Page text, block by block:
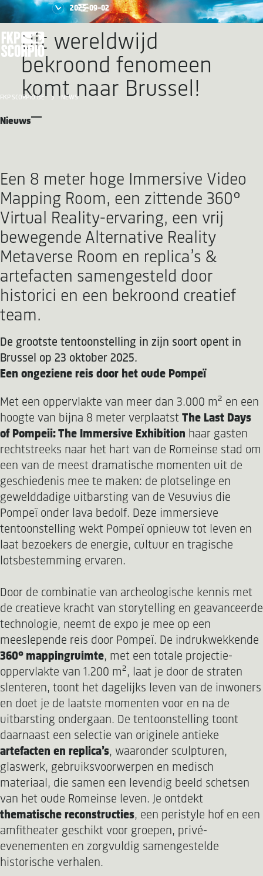
FKP SCORPIO.BE NEWS
2025-09-02
Dit wereldwijd
bekroond fenomeen
komt naar Brussel!
Nieuws
Een 8 meter hoge Immersive Video
Mapping Room, een zittende 360°
Virtual Reality-ervaring, een vrij
bewegende Alternative Reality
Metaverse Room en replica’s &
artefacten samengesteld door
historici en een bekroond creatief
team.
De grootste tentoonstelling in zijn soort opent in
Brussel op 23 oktober 2025.
Een ongeziene reis door het oude Pompeï
Met een oppervlakte van meer dan 3.000 m² en een
hoogte van bijna 8 meter verplaatst The Last Days
of Pompeii: The Immersive Exhibition haar gasten
rechtstreeks naar het hart van de Romeinse stad om
een van de meest dramatische momenten uit de
geschiedenis mee te maken: de plotselinge en
gewelddadige uitbarsting van de Vesuvius die
Pompeï onder lava bedolf. Deze immersieve
tentoonstelling wekt Pompeï opnieuw tot leven en
laat bezoekers de energie, cultuur en tragische
lotsbestemming ervaren.
Door de combinatie van archeologische kennis met
de creatieve kracht van storytelling en geavanceerde
technologie, neemt de expo je mee op een
meeslepende reis door Pompeï. De indrukwekkende
360° mappingruimte, met een totale projectie-
oppervlakte van 1.200 m², laat je door de straten
slenteren, toont het dagelijks leven van de inwoners
en doet je de laatste momenten voor en na de
uitbarsting ondergaan. De tentoonstelling toont
daarnaast een selectie van originele antieke
artefacten en replica’s, waaronder sculpturen,
glaswerk, gebruiksvoorwerpen en medisch
materiaal, die samen een levendig beeld schetsen
van het oude Romeinse leven. Je ontdekt
thematische reconstructies, een peristyle hof en een
amfitheater geschikt voor groepen, privé-
evenementen en zorgvuldig samengestelde
historische verhalen.